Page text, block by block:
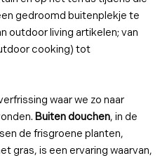
gedroomd buitenplekje te
outdoor living artikelen; van
cooking) tot
waar we zo naar
Buiten douchen, in de
de frisgroene planten,
gras, is een ervaring waarvan,